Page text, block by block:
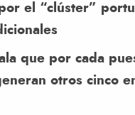
el “clúster”
que por cada
otros cinco